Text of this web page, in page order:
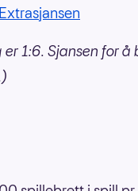
1:6. Sjansen for